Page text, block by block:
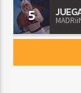
5